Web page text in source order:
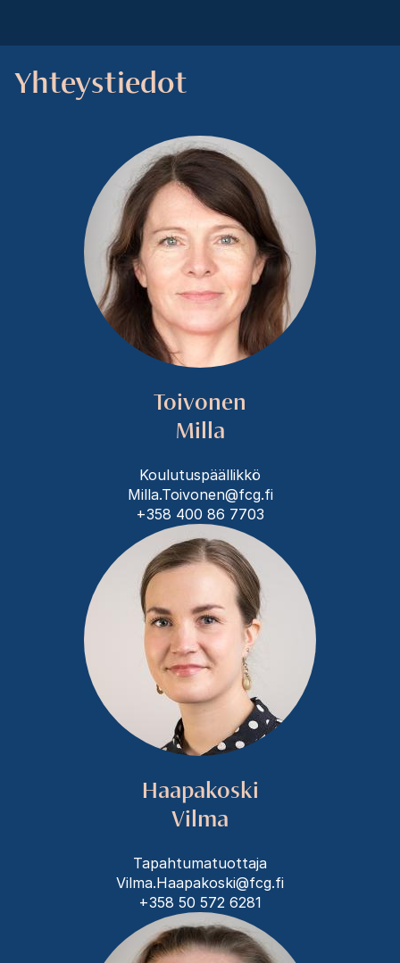
Yhteystiedot
Toivonen
Milla
Koulutuspäällikkö
Milla.Toivonen@fcg.fi
+358 400 86 7703
Haapakoski
Vilma
Tapahtumatuottaja
Vilma.Haapakoski@fcg.fi
+358 50 572 6281